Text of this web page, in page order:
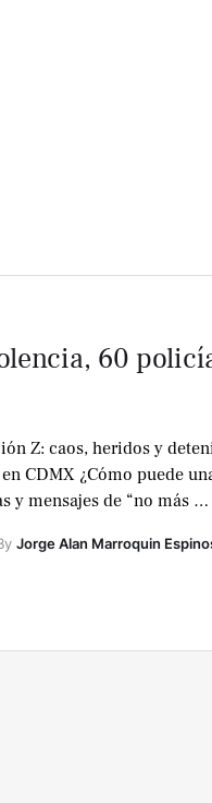
60
Z: caos, heridos y
CDMX ¿Cómo puede
y mensajes de “no más …
Jorge Alan Marroquin